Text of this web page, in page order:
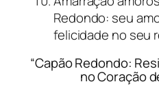
Redondo: seu
felicidade no seu
“Capão Redondo:
no Coração